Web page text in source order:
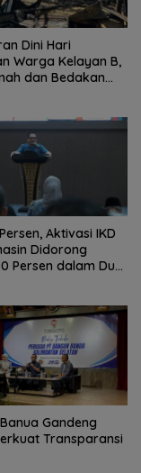
Dini Hari
Warga Kelayan B,
dan Bedakan
Aktivasi IKD
Didorong
Persen dalam Dua
Gandeng
Transparansi